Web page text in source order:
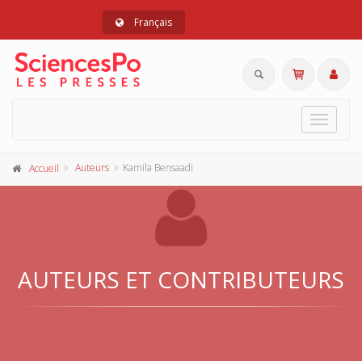
Français
Toggle
Accueil Auteurs Kamila Bensaadi
AUTEURS ET CONTRIBUTEURS